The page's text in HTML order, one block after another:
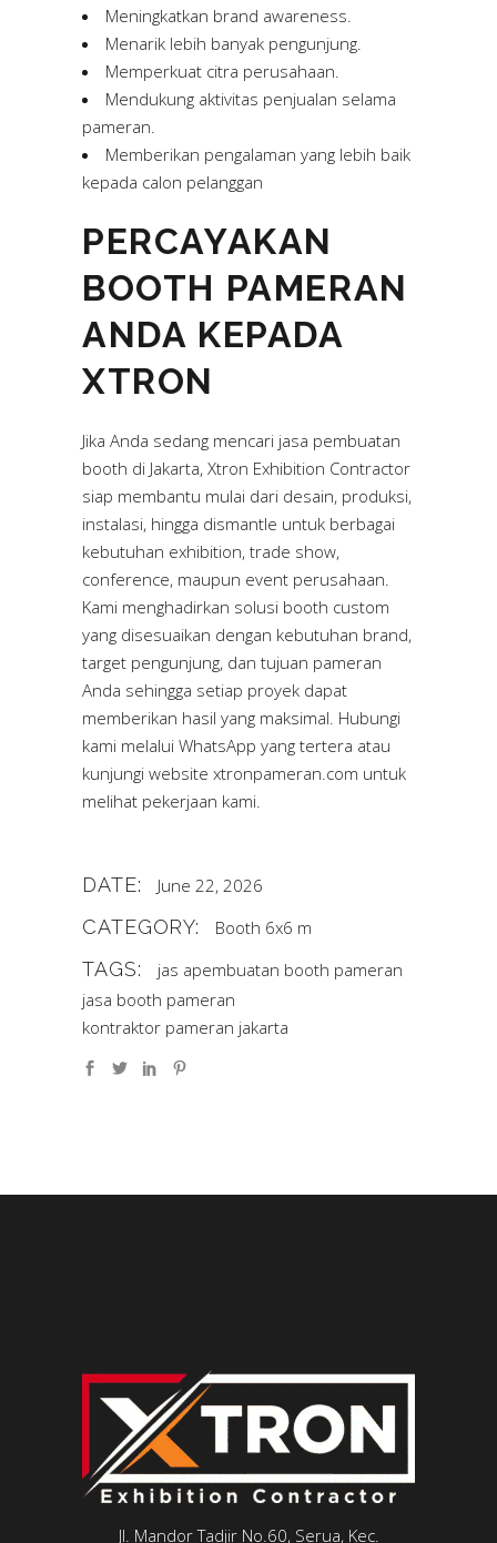
Meningkatkan brand awareness.
Menarik lebih banyak pengunjung.
Memperkuat citra perusahaan.
Mendukung aktivitas penjualan selama
pameran.
Memberikan pengalaman yang lebih baik
kepada calon pelanggan
PERCAYAKAN
BOOTH PAMERAN
ANDA KEPADA
XTRON
Jika Anda sedang mencari jasa pembuatan
booth di Jakarta, Xtron Exhibition Contractor
siap membantu mulai dari desain, produksi,
instalasi, hingga dismantle untuk berbagai
kebutuhan exhibition, trade show,
conference, maupun event perusahaan.
Kami menghadirkan solusi booth custom
yang disesuaikan dengan kebutuhan brand,
target pengunjung, dan tujuan pameran
Anda sehingga setiap proyek dapat
memberikan hasil yang maksimal. Hubungi
kami melalui WhatsApp yang tertera atau
kunjungi website xtronpameran.com untuk
melihat pekerjaan kami.
DATE: June 22, 2026
CATEGORY: Booth 6x6 m
TAGS:
jas apembuatan booth pameran
jasa booth pameran
kontraktor pameran jakarta
Jl. Mandor Tadjir No.60, Serua, Kec.